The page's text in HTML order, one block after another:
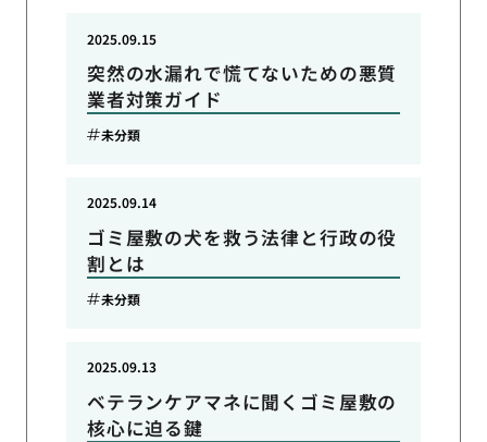
突然の水漏れで慌てないための悪質
業者対策ガイド
2025.09.15
未分類
ゴミ屋敷の犬を救う法律と行政の役
割とは
2025.09.14
未分類
ベテランケアマネに聞くゴミ屋敷の
核心に迫る鍵
2025.09.13